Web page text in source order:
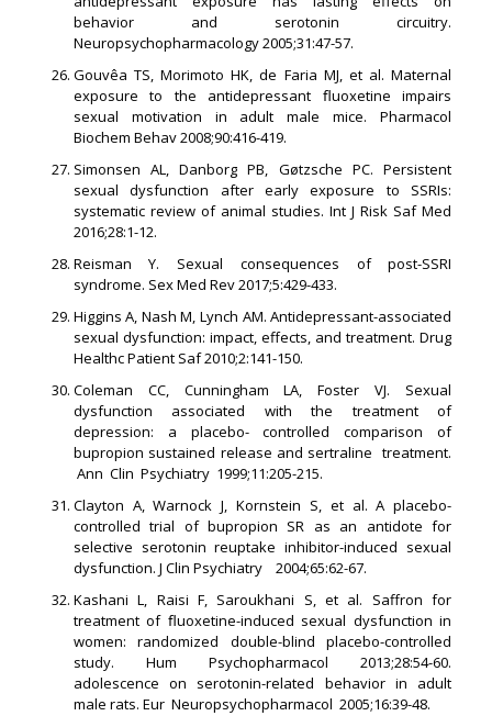
behavior and serotonin circuitry.
Neuropsychopharmacology 2005;31:47-57.
Gouvêa TS, Morimoto HK, de Faria MJ, et al. Maternal
exposure to the antidepressant ﬂuoxetine impairs
sexual motivation in adult male mice. Pharmacol
Biochem Behav 2008;90:416-419.
Simonsen AL, Danborg PB, Gøtzsche PC. Persistent
sexual dysfunction after early exposure to SSRIs:
systematic review of animal studies. Int J Risk Saf Med
2016;28:1-12.
Reisman Y. Sexual consequences of post-SSRI
syndrome. Sex Med Rev 2017;5:429-433.
Higgins A, Nash M, Lynch AM. Antidepressant-associated
sexual dysfunction: impact, effects, and treatment. Drug
Healthc Patient Saf 2010;2:141-150.
Coleman CC, Cunningham LA, Foster VJ. Sexual
dysfunction associated with the treatment of
depression: a placebo- controlled comparison of
bupropion sustained release and sertraline treatment.
Ann Clin Psychiatry 1999;11:205-215.
Clayton A, Warnock J, Kornstein S, et al. A placebo-
controlled trial of bupropion SR as an antidote for
selective serotonin reuptake inhibitor-induced sexual
dysfunction. J Clin Psychiatry 2004;65:62-67.
Kashani L, Raisi F, Saroukhani S, et al. Saffron for
treatment of ﬂuoxetine-induced sexual dysfunction in
women: randomized double-blind placebo-controlled
study. Hum Psychopharmacol 2013;28:54-60.
adolescence on serotonin-related behavior in adult
male rats. Eur Neuropsychopharmacol 2005;16:39-48.